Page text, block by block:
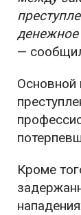
денежное
—
Основной
Кроме